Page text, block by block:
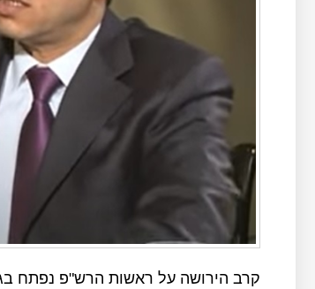
קרב הירושה על ראשות הרש"פ נפתח